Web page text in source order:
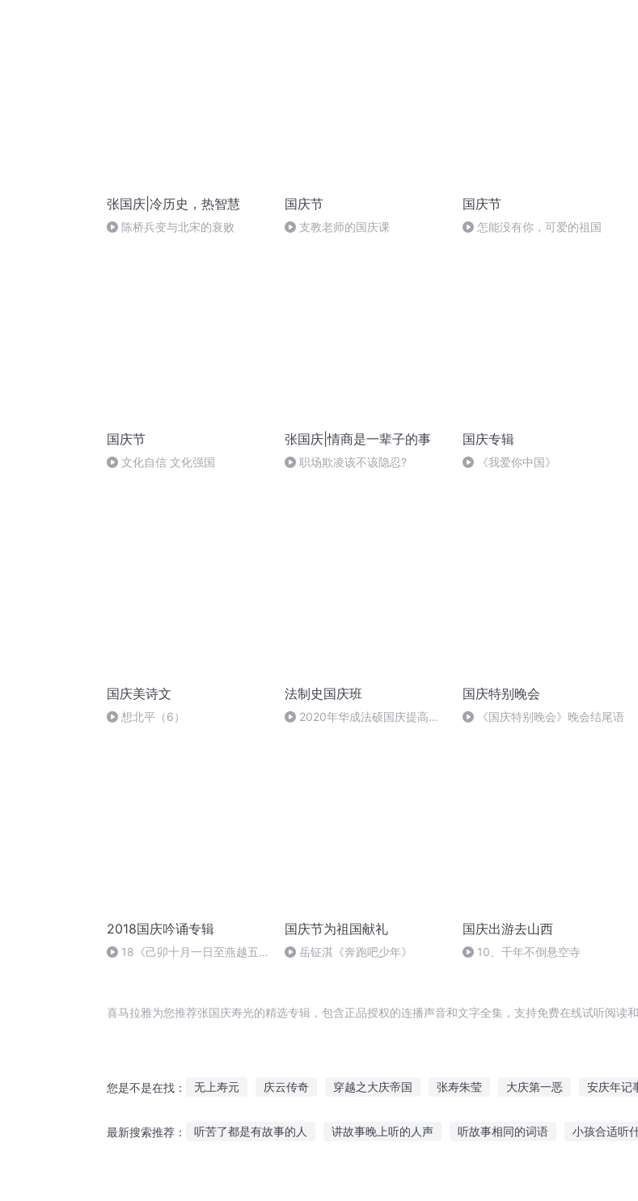
张国庆|冷历史，热智慧
陈桥兵变与北宋的衰败
国庆节
支教老师的国庆课
国庆节
怎能没有你，可爱的祖国
国庆节
文化自信 文化强国
张国庆|情商是一辈子的事
职场欺凌该不该隐忍?
国庆专辑
《我爱你中国》
国庆美诗文
想北平（6）
法制史国庆班
2020年华成法硕国庆提高班
国庆特别晚会
《国庆特别晚会》晚会结尾语
2018国庆吟诵专辑
18《己卯十月一日至燕越五
国庆节为祖国献礼
岳钲淇《奔跑吧少年》
国庆出游去山西
10、千年不倒悬空寺
喜马拉雅为您推荐张国庆寿光的精选专辑，包含正品授权的连播声音和文字全集，支持免费在线试听阅读
您是不是在找： 无上寿元 庆云传奇 穿越之大庆帝国 张寿朱莹 大庆第一恶 安庆年记
最新搜索推荐： 听苦了都是有故事的人 讲故事晚上听的人声 听故事相同的词语 小孩合适听